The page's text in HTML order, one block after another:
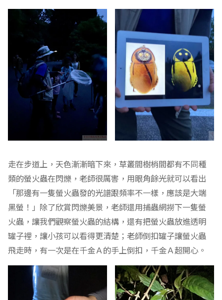
走在步道上，天色漸漸暗下來，草叢間樹梢間都有不同種
類的螢火蟲在閃爍，老師很厲害，用眼角餘光就可以看出
「那邊有一隻螢火蟲發的光譜跟頻率不一樣，應該是大端
黑螢！」除了欣賞閃爍美景，老師還用捕蟲網撈下一隻螢
火蟲，讓我們觀察螢火蟲的結構，還有把螢火蟲放進透明
罐子裡，讓小孩可以看得更清楚；老師倒扣罐子讓螢火蟲
飛走時，有一次是在千金Ａ的手上倒扣，千金Ａ超開心。